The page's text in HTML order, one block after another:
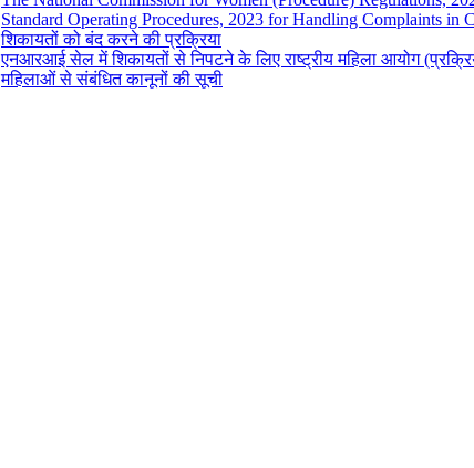
Standard Operating Procedures, 2023 for Handling Complaints
शिकायतों को बंद करने की प्रक्रिया
एनआरआई सेल में शिकायतों से निपटने के लिए राष्ट्रीय महिला आयोग
महिलाओं से संबंधित कानूनों की सूची